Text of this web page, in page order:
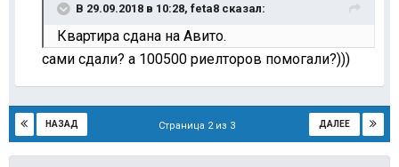
В 29.09.2018 в 10:28, feta8 сказал:
Квартира сдана на Авито.
сами сдали? а 100500 риелторов помогали?)))
НАЗАД ДАЛЕЕ
Страница 2 из 3